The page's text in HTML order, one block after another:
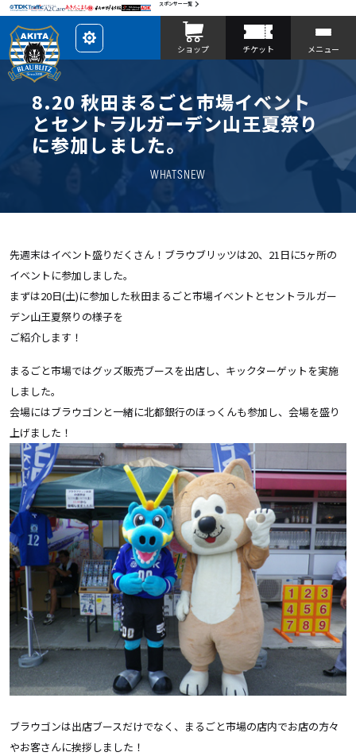
スポンサー一覧
レ
イ
ア
を
カ
ス
タ
マ
イ
ズ
ショップ チケット メニュー
8.20 秋田まるごと市場イベント
とセントラルガーデン山王夏祭り
に参加しました。
WHATSNEW
先週末はイベント盛りだくさん！ブラウブリッツは20、21日に5ヶ所の
イベントに参加しました。
まずは20日(土)に参加した秋田まるごと市場イベントとセントラルガー
デン山王夏祭りの様子を
ご紹介します！
まるごと市場ではグッズ販売ブースを出店し、キックターゲットを実施
しました。
会場にはブラウゴンと一緒に北都銀行のほっくんも参加し、会場を盛り
上げました！
ブラウゴンは出店ブースだけでなく、まるごと市場の店内でお店の方々
やお客さんに挨拶しました！